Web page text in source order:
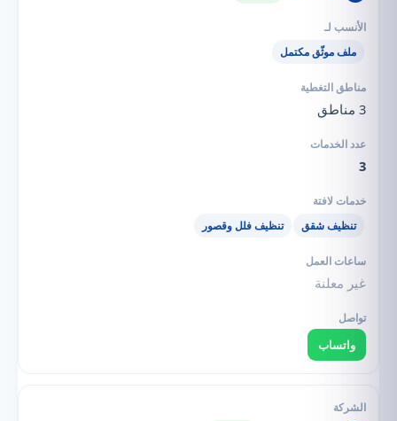
ملف موثّق مكتمل
3 مناطق
3
تنظيف شقق تنظيف فلل وقصور
غير معلنة
واتساب